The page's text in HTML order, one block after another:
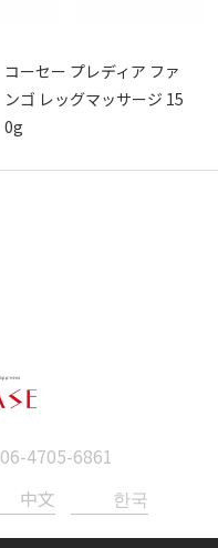
コーセー プレディア ファ
ンゴ レッグマッサージ 15
0g
06-4705-6861
中文 한국